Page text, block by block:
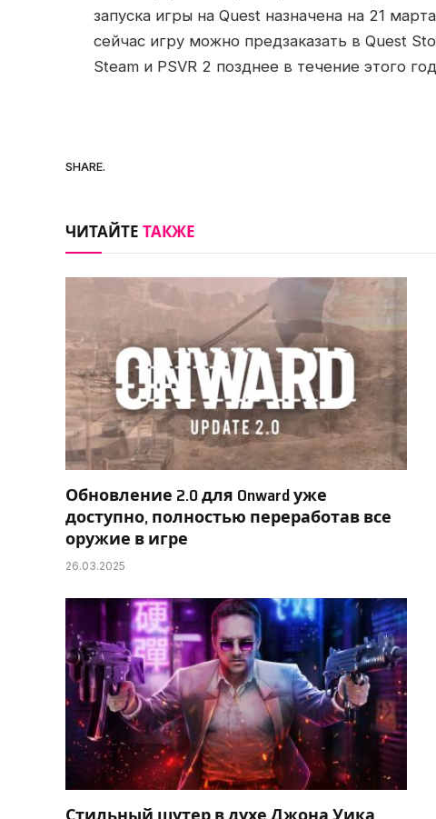
запуска игры на Quest назначена на 21
сейчас игру можно предзаказать в Quest
Steam и PSVR 2 позднее в течение этого
SHARE.
ЧИТАЙТЕТАКЖЕ
Обновление 2.0 для Onward уже
доступно, полностью переработав все
оружие в игре
26.03.2025